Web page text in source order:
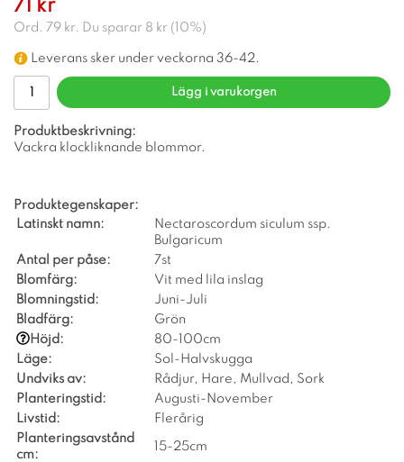
71 kr
Ord. 79 kr. Du sparar 8 kr ( 10%)
Leverans sker under veckorna 36-42.
Lägg i varukorgen
Produktbeskrivning:
Vackra klockliknande blommor.
Produktegenskaper:
Latinskt namn:
Nectaroscordum siculum ssp.
Bulgaricum
Antal per påse:
7st
Blomfärg:
Vit med lila inslag
Blomningstid:
Juni-Juli
Bladfärg:
Grön
Höjd:
80-100cm
Läge:
Sol-Halvskugga
Undviks av:
Rådjur, Hare, Mullvad, Sork
Planteringstid:
Augusti-November
Livstid:
Flerårig
Planteringsavstånd
cm:
15-25cm